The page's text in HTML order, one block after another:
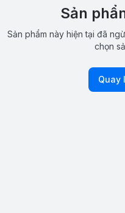
Sản
Sản phẩm này hiện tại đã
chọn
Quay